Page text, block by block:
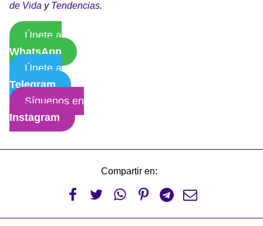
de Vida y Tendencias.
Únete a
WhatsApp
Únete a
Telegram
Síguenos en
Instagram
Compartir en:
     